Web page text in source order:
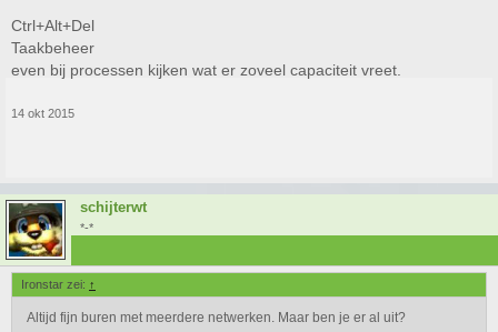
Ctrl+Alt+Del
Taakbeheer
even bij processen kijken wat er zoveel capaciteit vreet.
14 okt 2015
schijterwt
*-*
Ironstar zei: ↑
Altijd fijn buren met meerdere netwerken. Maar ben je er al uit?